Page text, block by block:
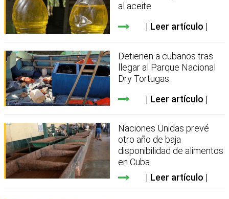
al aceite
Leer artículo
Detienen a cubanos tras
llegar al Parque Nacional
Dry Tortugas
Leer artículo
Naciones Unidas prevé
otro año de baja
disponibilidad de alimentos
en Cuba
Leer artículo